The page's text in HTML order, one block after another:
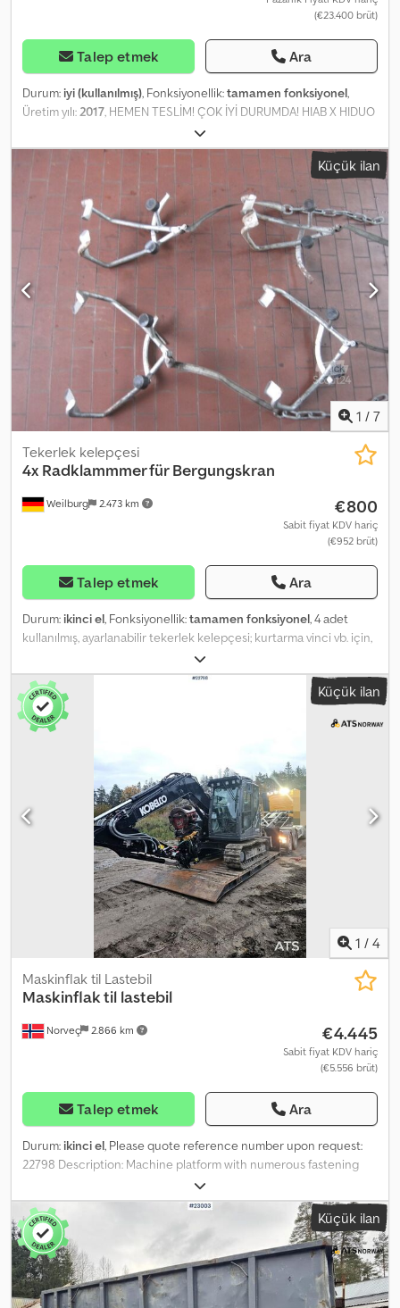
(€23.400 brüt)
Talep etmek Ara
Durum: iyi (kullanılmış), Fonksiyonellik:tamamen fonksiyonel,
Üretim yılı:2017, HEMEN TESLİM! ÇOK İYİ DURUMDA! HIAB X HIDUO
158 E-5 Dwjdpfxezmzlro Adhsa 5 x hidrolik uzatma Döner başlık ve
kavrama için 4 x hidrolik bağlantı Uzaktan kumanda
Küçük ilan
1 / 7
Weilburg 2.473 km
Tekerlek kelepçesi
4x Radklammmer für Bergungskran
€800
Sabit fiyat KDV hariç
(€952 brüt)
Talep etmek Ara
Durum: ikinci el, Fonksiyonellik:tamamen fonksiyonel, 4 adet
kullanılmış, ayarlanabilir tekerlek kelepçesi; kurtarma vinci vb. için,
tamamen çalışır durumda. Dedszti Uujpfx Adhswa Kargo mümkün
değildir. Lütfen e-posta ile soru göndermeyiniz! Sorularınız için
bize telefondan ulaşabilirsiniz. Görüş ve teslim alma yalnızca
telefonla randevu alınarak mümkündür. Değişiklik, ara satış ve hata
yapma hakkımız saklıdır. Alman Bağımsız Motorlu Araç Satıcıları
Küçük ilan
1 / 4
Norveç 2.866 km
Maskinflak til Lastebil
Maskinflak til lastebil
€4.445
Sabit fiyat KDV hariç
(€5.556 brüt)
Talep etmek Ara
Durum: ikinci el, Please quote reference number upon request:
22798 Description: Machine platform with numerous fastening
points. Not suitable for hooklift trucks, but for cable/winch
vehicles. Ready for delivery. Empty weight: 11 Model: Maskinflak
med mange festepunkter = Further Information = New: No
Dodpezqku Dsfx Adhowa Intended use: Goods transport Please
contact ATS Norway for further information.
Küçük ilan